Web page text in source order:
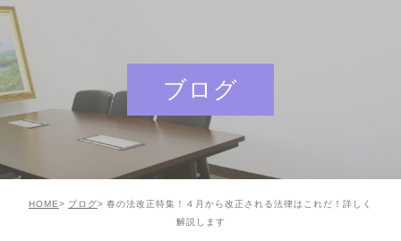
ブログ
HOME ブログ
春の法改正特集！４月から改正される法律はこれだ！詳しく
解説します